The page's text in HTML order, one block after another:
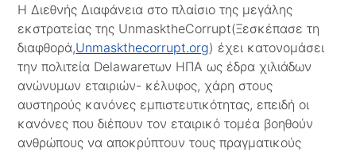
Η Διεθνής Διαφάνεια στο πλαίσιο της μεγάλης
εκστρατείας της UnmasktheCorrupt(Ξεσκέπασε τη
διαφθορά,Unmaskthecorrupt.org) έχει κατονομάσει
την πολιτεία Delawareτων ΗΠΑ ως έδρα χιλιάδων
ανώνυμων εταιριών- κέλυφος, χάρη στους
αυστηρούς κανόνες εμπιστευτικότητας, επειδή οι
κανόνες που διέπουν τον εταιρικό τομέα βοηθούν
ανθρώπους να αποκρύπτουν τους πραγματικούς